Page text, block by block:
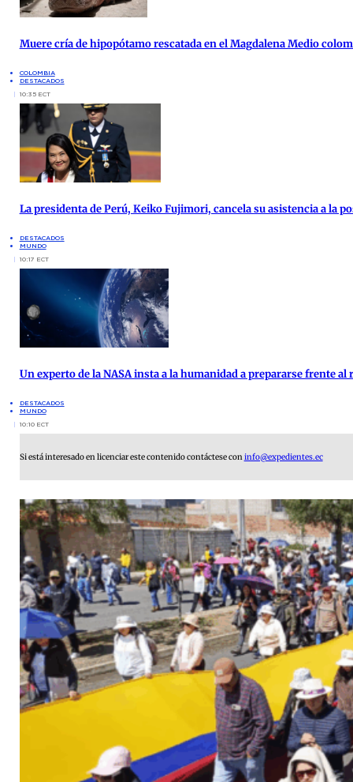
Muere cría de hipopótamo rescatada en el Magdalena Medio
COLOMBIA
DESTACADOS
10:35 ECT
La presidenta de Perú, Keiko Fujimori, cancela su asistencia a la
DESTACADOS
MUNDO
10:17 ECT
Un experto de la NASA insta a la humanidad a prepararse frente
DESTACADOS
MUNDO
10:10 ECT
Si está interesado en licenciar este contenido contáctese coninfo@expedientes.ec